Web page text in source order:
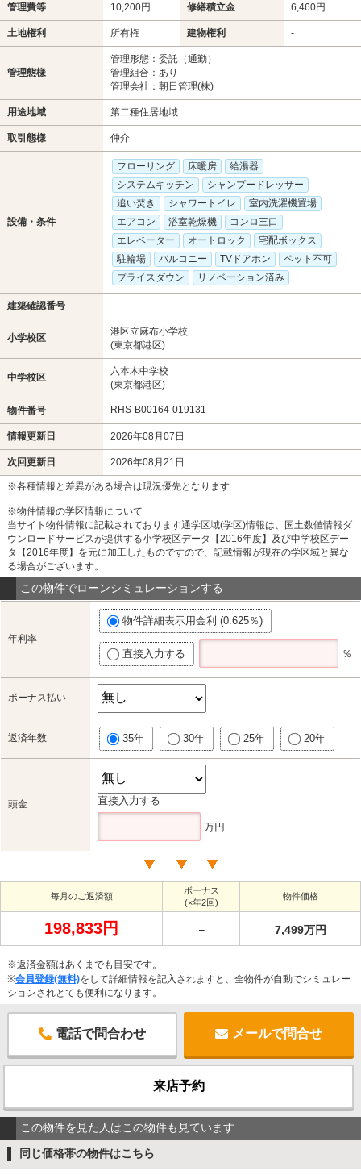
管理費等 10,200円 修繕積立金 6,460円
土地権利 所有権 建物権利 -
管理態様
管理形態：委託（通勤）
管理組合：あり
管理会社：朝日管理(株)
用途地域 第二種住居地域
取引態様 仲介
設備・条件
フローリング 床暖房
給湯器
システムキッチン
シャンプードレッサー
追い焚き
シャワートイレ
室内洗濯機置場
エアコン
浴室乾燥機
コンロ三口
エレベーター
オートロック
宅配ボックス
駐輪場
バルコニー TVドアホン
ペット不可
プライスダウン
リノベーション済み
建築確認番号
小学校区
港区立麻布小学校
(東京都港区)
中学校区
六本木中学校
(東京都港区)
物件番号 RHS-B00164-019131
情報更新日 2026年08月07日
次回更新日 2026年08月21日
※各種情報と差異がある場合は現況優先となります
※物件情報の学区情報について
当サイト物件情報に記載されております通学区域(学区)情報は、国土数値情報ダ
ウンロードサービスが提供する小学校区データ【2016年度】及び中学校区デー
タ【2016年度】を元に加工したものですので、記載情報が現在の学区域と異な
る場合がございます。
この物件でローンシミュレーションする
年利率
物件詳細表示用金利 (0.625％)
直接入力する ％
ボーナス払い
返済年数 35年 30年 25年 20年
頭金 直接入力する
万円
毎月のご返済額
ボーナス
(×年2回)
物件価格
198,833円 － 7,499万円
※返済金額はあくまでも目安です。
※会員登録(無料)をして詳細情報を記入されますと、全物件が自動でシミュレー
ションされとても便利になります。
電話で問合わせ メールで問合せ
来店予約
この物件を見た人はこの物件も見ています
同じ価格帯の物件はこちら